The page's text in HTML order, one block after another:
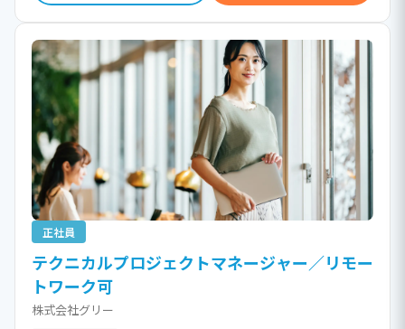
正社員
テクニカルプロジェクトマネージャー／リモー
トワーク可
株式会社グリー